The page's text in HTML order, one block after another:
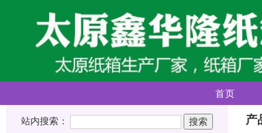
首页
站内搜索： 产